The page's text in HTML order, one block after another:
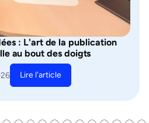
: L'art de la publication
au bout des doigts
Lire l'article